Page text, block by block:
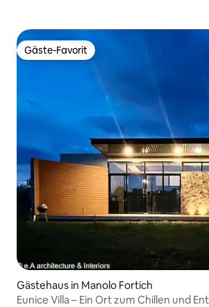
Gäste-Favorit
Gäste-Favorit
Gästehaus in Manolo Fortich
Eunice Villa – Ein Ort zum Chillen und